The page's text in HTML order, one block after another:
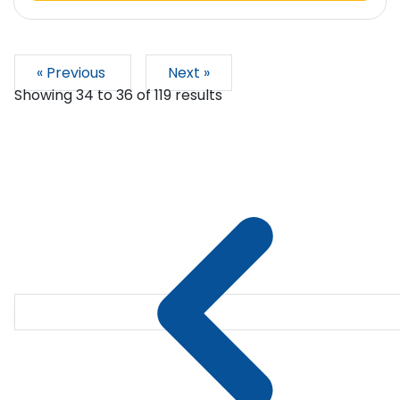
« Previous
Next »
Showing34to36 of119results